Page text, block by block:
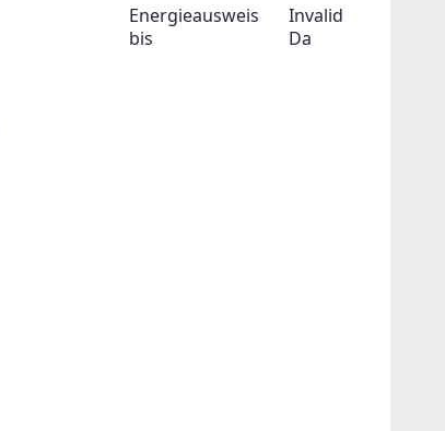
Energieausweis
bis
Invalid
Da